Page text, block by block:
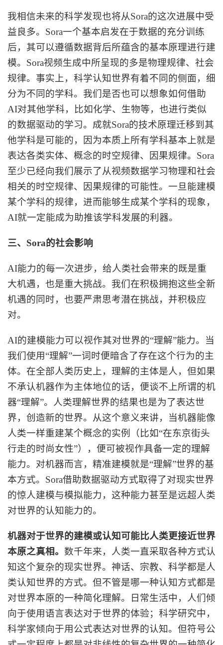
我相信未来的科学发现也将从Sora的这次进展中受
益良多。Sora一个基本启发在于数据的充分训练
后，其可以遵循数据背后所蕴含的基本原理进行建
模。Sora视频生成中所呈现的多是物理规律、社会
规律。事实上，科学认知世界有着不同的侧面，细
分为不同的学科。我们是否也可以想象如何借助
AI对其他学科，比如化学、生物等，也进行类似
的数据驱动的学习。成就Sora的技术原理迁移到其
他学科是可能的，因为本质上所有学科基本上就是
表达各类实体、概念的时空规律、因果规律。Sora
至少已经向我们展示了从视频数据学习物理和社会
相关的时空规律、因果规律的可能性。一旦能建模
某个学科的规律，进而能够生成某个学科的现象，
AI就一定能成为助推该学科发展的利器。
三、 Sora的社会影响
AI能力的每一次进步，给人类社会带来的既是重
大机遇，也是重大挑战。我们在积极拥抱这些全新
机遇的同时，也要严肃思考潜在挑战，并积极应
对。
AI的建模能力可以视作其对世界的“理解”能力。当
我们使用“理解”一词时便暗含了存在这个行为的主
体。在全部人类历史上，理解的主体是人，但如果
不承认机器作为主体地位的话，便谈不上所谓的机
器“理解”。人类理解世界的结果也是为了表达世
界，创造新的世界。从这个意义来讲，当机器能像
人类一样重建某个概念的实例（比如“在东京街头
行走的时尚女性”），便可被视作具备一定的理解
能力。对机器而言，精准建模就是“理解”世界的基
本方式。Sora借助数据驱动方式取得了对现实世界
的惊人建模与模拟能力，这种能力甚至是远超人类
对世界的认知能力的。
机器对于世界的建模或认知可能比人类更接近世界
本原之真相。 数千年来，人类一直采取各种方式认
知这个复杂的现实世界。神话、宗教、科学都是人
类认知世界的方式。但不管是哪一种认知方式都是
对世界本原的一种简化理解。日常生活中，人们倾
向于使用语言表达对于世界的体验；科学研究中，
科学家倾向于用公式表达对世界的认知。但符号公